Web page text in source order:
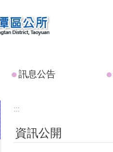
訊息公告
:::
資訊公開